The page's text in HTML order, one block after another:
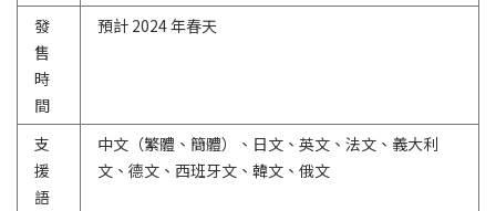
發
售
時
間
預計 2024 年春天
支
援
語
中文（繁體、簡體）、日文、英文、法文、義大利
文、德文、西班牙文、韓文、俄文